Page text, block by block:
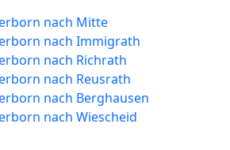
nach Mitte
nach Immigrath
nach Richrath
nach Reusrath
nach Berghausen
nach Wiescheid